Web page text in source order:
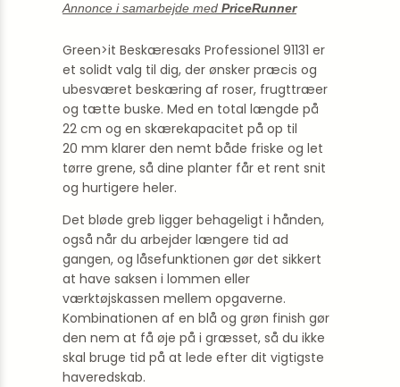
Annonce i samarbejde med PriceRunner
Green>it Beskæresaks Professionel 91131 er
et solidt valg til dig, der ønsker præcis og
ubesværet beskæring af roser, frugttræer
og tætte buske. Med en total­ længde på
22 cm og en skærekapacitet på op til
20 mm klarer den nemt både friske og let
tørre grene, så dine planter får et rent snit
og hurtigere heler.
Det bløde greb ligger behageligt i hånden,
også når du arbejder længere tid ad
gangen, og låsefunktionen gør det sikkert
at have saksen i lommen eller
værktøjskassen mellem opgaverne.
Kombinationen af en blå og grøn finish gør
den nem at få øje på i græsset, så du ikke
skal bruge tid på at lede efter dit vigtigste
haveredskab.